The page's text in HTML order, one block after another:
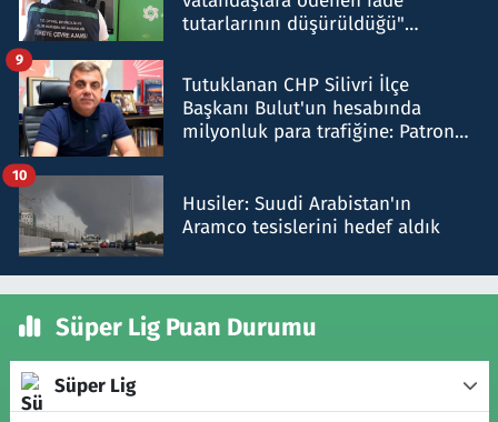
tutarlarının düşürüldüğü"
Tutuklanan CHP Silivri İlçe
Başkanı Bulut'un hesabında
milyonluk para trafiğine: Patron
9
Husiler: Suudi Arabistan'ın
Aramco tesislerini hedef aldık
10
Süper Lig Puan Durumu
Süper Lig